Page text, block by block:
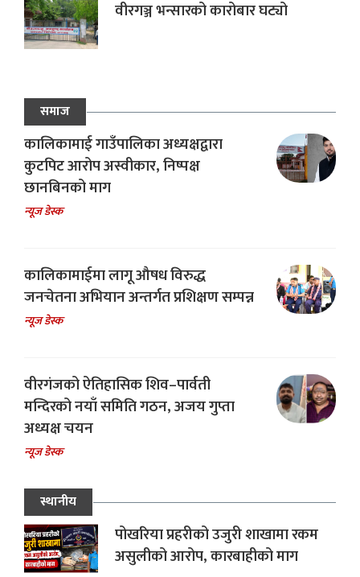
वीरगञ्ज भन्सारको कारोबार घट्यो
समाज
कालिकामाई गाउँपालिका अध्यक्षद्वारा
कुटपिट आरोप अस्वीकार, निष्पक्ष
छानबिनको माग
न्यूज डेस्क
कालिकामाईमा लागू औषध विरुद्ध
जनचेतना अभियान अन्तर्गत प्रशिक्षण सम्पन्न
न्यूज डेस्क
वीरगंजको ऐतिहासिक शिव–पार्वती
मन्दिरको नयाँ समिति गठन, अजय गुप्ता
अध्यक्ष चयन
न्यूज डेस्क
स्थानीय
पोखरिया प्रहरीको उजुरी शाखामा रकम
असुलीको आरोप, कारबाहीको माग